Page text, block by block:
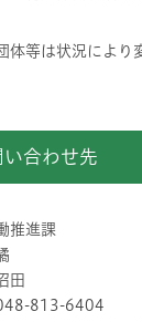
体等は状況により
い合わせ先
推進課
田
813-6404